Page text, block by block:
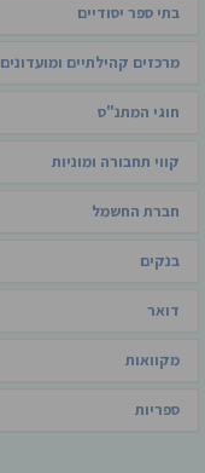
בתי ספר יסודיים
מרכזים קהילתיים ומועדונים
חוגי המתנ"ס
קווי תחבורה ומוניות
חברת החשמל
בנקים
דואר
מקוואות
ספריות